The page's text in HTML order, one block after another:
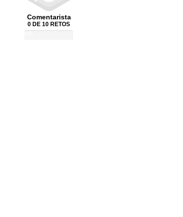
Comentarista
0 DE 10 RETOS